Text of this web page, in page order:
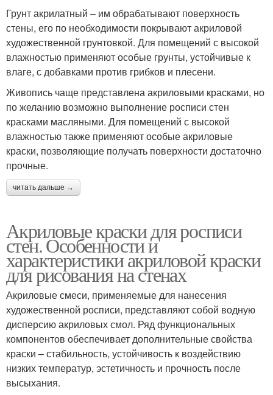
Грунт акрилатный – им обрабатывают поверхность
стены, его по необходимости покрывают акриловой
художественной грунтовкой. Для помещений с высокой
влажностью применяют особые грунты, устойчивые к
влаге, с добавками против грибков и плесени.
Живопись чаще представлена акриловыми красками, но
по желанию возможно выполнение росписи стен
красками масляными. Для помещений с высокой
влажностью также применяют особые акриловые
краски, позволяющие получать поверхности достаточно
прочные.
читать дальше →
Акриловые краски для росписи
стен. Особенности и
характеристики акриловой краски
для рисования на стенах
Акриловые смеси, применяемые для нанесения
художественной росписи, представляют собой водную
дисперсию акриловых смол. Ряд функциональных
компонентов обеспечивает дополнительные свойства
краски – стабильность, устойчивость к воздействию
низких температур, эстетичность и прочность после
высыхания.